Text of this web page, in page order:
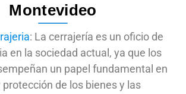
Montevideo
: La cerrajería es un oficio de
en la sociedad actual, ya que los
un papel fundamental en
protección de los bienes y las